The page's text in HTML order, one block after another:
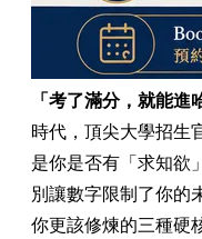
「考了滿分，就能進
時代，頂尖大學招生
是你是否有「求知欲
別讓數字限制了你的
你更該修煉的三種硬